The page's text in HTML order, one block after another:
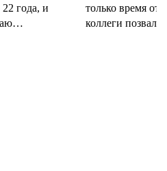
года, и
являюсь
только время от
коллеги позвали